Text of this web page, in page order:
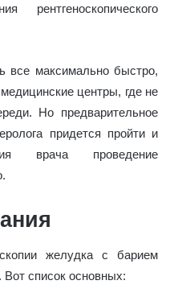
рентгеноскопического
все максимально быстро,
центры, где не
Но предварительное
придется пройти и
врача проведение
желудка с барием
Вот список основных: